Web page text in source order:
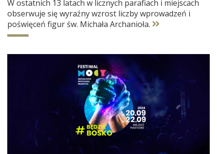
W ostatnich 13 latach w licznych parafiach i miejscach
obserwuje się wyraźny wzrost liczby wprowadzeń i
poświęceń figur św. Michała Archanioła.